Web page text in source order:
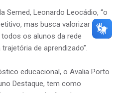
Semed, Leonardo Leocádio, “o
mas busca valorizar o
os alunos da rede
de aprendizado”.
educacional, o Avalia Porto
Destaque, tem como